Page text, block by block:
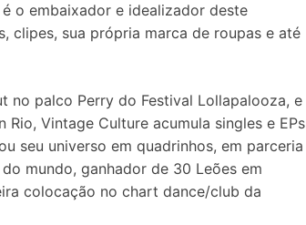
o embaixador e idealizador deste
clipes, sua própria marca de roupas e até
no palco Perry do Festival Lollapalooza, e
Vintage Culture acumula singles e EPs
seu universo em quadrinhos, em parceria
mundo, ganhador de 30 Leões em
colocação no chart dance/club da